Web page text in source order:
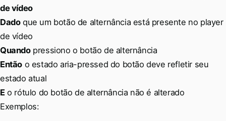
de vídeo
Dadoque um botão de alternância está presente no player
de vídeo
Quandopressiono o botão de alternância
Então o estado aria-pressed do botão deve refletir seu
estado atual
Eo rótulo do botão de alternância não é alterado
Exemplos: